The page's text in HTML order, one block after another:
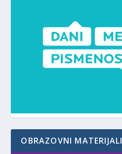
OBRAZOVNI MATERIJALI